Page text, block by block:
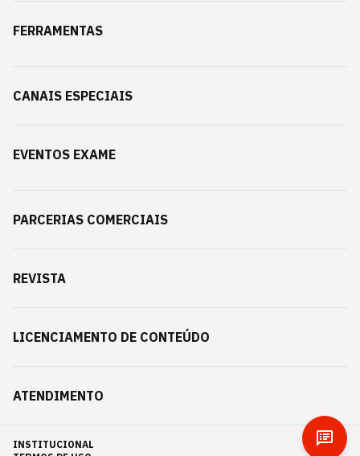
FERRAMENTAS
CANAIS ESPECIAIS
EVENTOS EXAME
PARCERIAS COMERCIAIS
REVISTA
LICENCIAMENTO DE CONTEÚDO
ATENDIMENTO
INSTITUCIONAL